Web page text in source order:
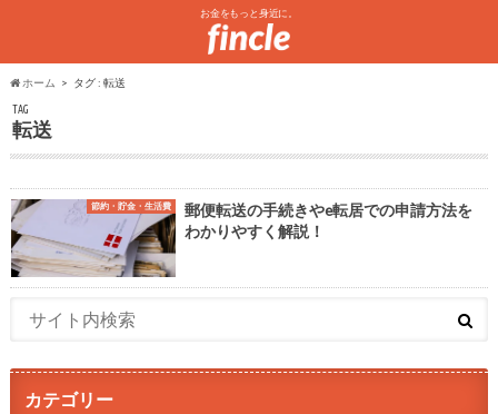
お金をもっと身近に。
ホーム タグ : 転送
TAG
転送
節約・貯金・生活費
郵便転送の手続きやe転居での申請方法を
わかりやすく解説！
カテゴリー